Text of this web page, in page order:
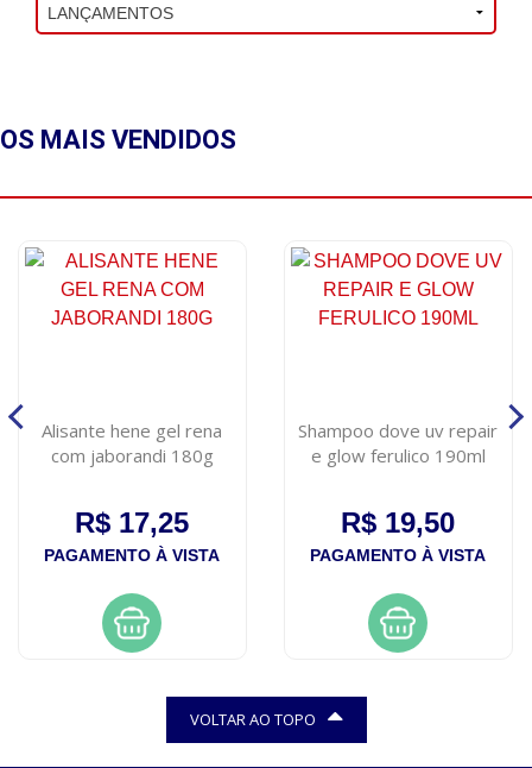
OS MAIS VENDIDOS
Alisante hene gel rena
com jaborandi 180g
R$ 17,25
PAGAMENTO À VISTA
Shampoo dove uv repair
e glow ferulico 190ml
R$ 19,50
PAGAMENTO À VISTA
VOLTAR AO TOPO